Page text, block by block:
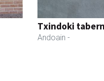
Txindoki
Andoain -